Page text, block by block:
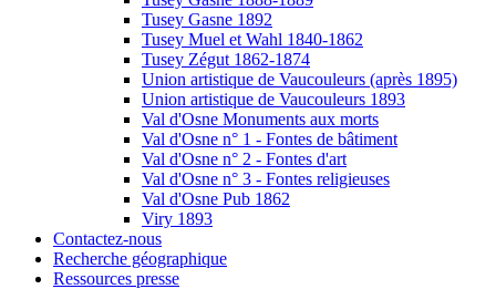
Tusey Gasne 1892
Tusey Muel et Wahl 1840-1862
Tusey Zégut 1862-1874
Union artistique de Vaucouleurs (après 1895)
Union artistique de Vaucouleurs 1893
Val d'Osne Monuments aux morts
Val d'Osne n° 1 - Fontes de bâtiment
Val d'Osne n° 2 - Fontes d'art
Val d'Osne n° 3 - Fontes religieuses
Val d'Osne Pub 1862
Viry 1893
Contactez-nous
Recherche géographique
Ressources presse